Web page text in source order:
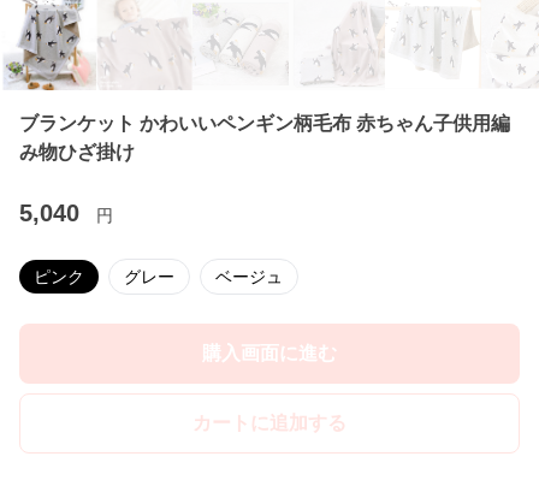
ブランケット かわいいペンギン柄毛布 赤ちゃん子供用編
み物ひざ掛け
5,040 円
ピンク グレー ベージュ
購入画面に進む
カートに追加する